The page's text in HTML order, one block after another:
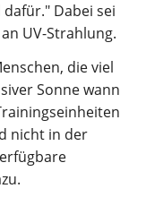
Dabei sei
UV-Strahlung.
die viel
Sonne wann
nicht in der